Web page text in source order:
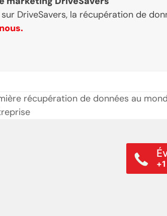
DriveSavers, la récupération de
récupération de données au